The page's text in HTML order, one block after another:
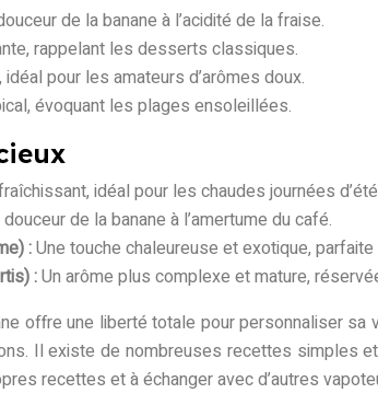
de la banane à l’acidité de la fraise.
rappelant les desserts classiques.
pour les amateurs d’arômes doux.
évoquant les plages ensoleillées.
idéal pour les chaudes journées
de la banane à l’amertume du café.
:Une touche chaleureuse et exotique,
:Un arôme plus complexe et mature,
offre une liberté totale pour personnaliser
Il existe de nombreuses recettes simples
recettes et à échanger avec d’autres